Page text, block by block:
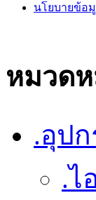
นโยบายข้อ
หมวด
.อุป
.ไ